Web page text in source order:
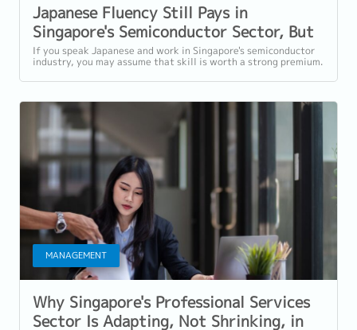
Japanese Fluency Still Pays in
Singapore's Semiconductor Sector, But
Technical Skills Pay More
If you speak Japanese and work in Singapore's semiconductor
industry, you may assume that skill is worth a strong premium.
MANAGEMENT
Why Singapore's Professional Services
Sector Is Adapting, Not Shrinking, in